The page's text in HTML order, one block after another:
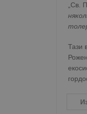
„Св.
Тази